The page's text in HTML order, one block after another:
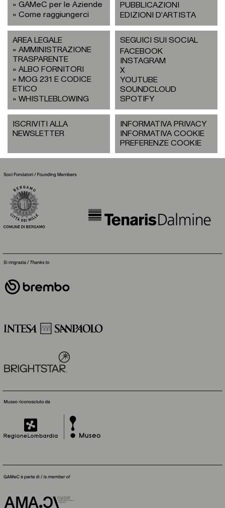
GAMeC per le Aziende
Come raggiungerci
PUBBLICAZIONI
EDIZIONI D’ARTISTA
AREA LEGALE
AMMINISTRAZIONE
TRASPARENTE
ALBO FORNITORI
MOG 231 E CODICE
ETICO
WHISTLEBLOWING
SEGUICI SUI SOCIAL
FACEBOOK
INSTAGRAM
X
YOUTUBE
SOUNDCLOUD
SPOTIFY
ISCRIVITI ALLA
NEWSLETTER
INFORMATIVA PRIVACY
INFORMATIVA COOKIE
PREFERENZE COOKIE